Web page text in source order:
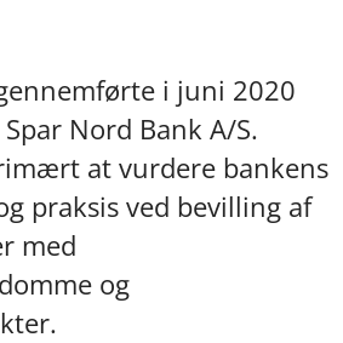
i juni 2020
Nord Bank A/S.
at vurdere bankens
praksis ved bevilling af
med
og